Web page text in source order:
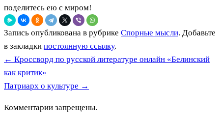
поделитесь ею с миром!
Запись опубликована в рубрике Спорные мысли. Добавьте
в закладки постоянную ссылку.
← Кроссворд по русской литературе онлайн «Белинский
как критик»
Патриарх о культуре →
Комментарии запрещены.